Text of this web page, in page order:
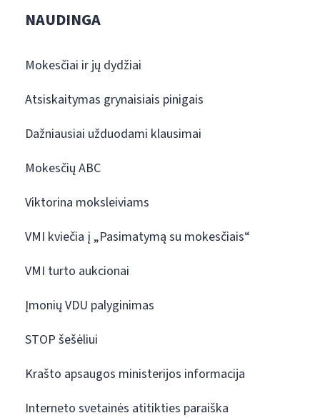
NAUDINGA
Mokesčiai ir jų dydžiai
Atsiskaitymas grynaisiais pinigais
Dažniausiai užduodami klausimai
Mokesčių ABC
Viktorina moksleiviams
VMI kviečia į „Pasimatymą su mokesčiais“
VMI turto aukcionai
Įmonių VDU palyginimas
STOP šešėliui
Krašto apsaugos ministerijos informacija
Interneto svetainės atitikties paraiška